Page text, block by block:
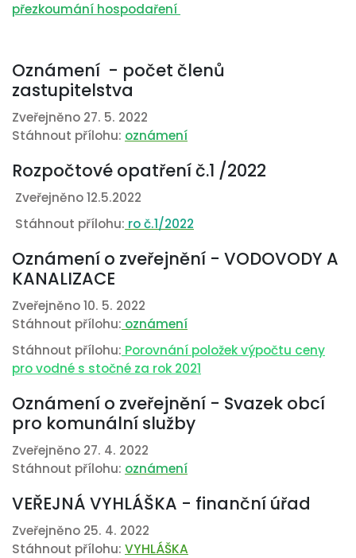
přezkoumání hospodaření
Oznámení - počet členů
zastupitelstva
Zveřejněno 27. 5. 2022
Stáhnout přílohu: oznámení
Rozpočtové opatření č.1 /2022
Zveřejněno 12.5.2022
Stáhnout přílohu: ro č.1/2022
Oznámení o zveřejnění - VODOVODY A
KANALIZACE
Zveřejněno 10. 5. 2022
Stáhnout přílohu: oznámení
Stáhnout přílohu: Porovnání položek výpočtu ceny
pro vodné s stočné za rok 2021
Oznámení o zveřejnění - Svazek obcí
pro komunální služby
Zveřejněno 27. 4. 2022
Stáhnout přílohu: oznámení
VEŘEJNÁ VYHLÁŠKA - finanční úřad
Zveřejněno 25. 4. 2022
Stáhnout přílohu: VYHLÁŠKA